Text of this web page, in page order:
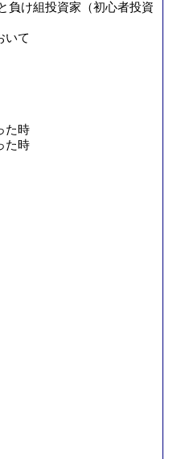
負け組投資家（初心者投資
いて
た時
た時